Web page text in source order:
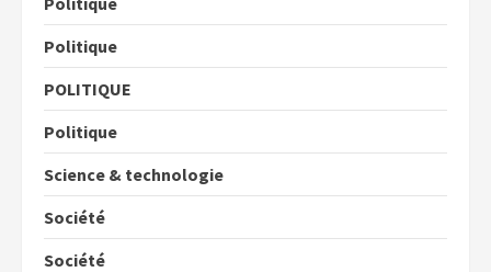
Politique
POLITIQUE
Politique
Science & technologie
Société
Société